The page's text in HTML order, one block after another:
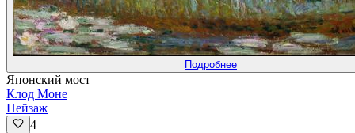
Подробнее
Японский мост
Клод Моне
Пейзаж
4